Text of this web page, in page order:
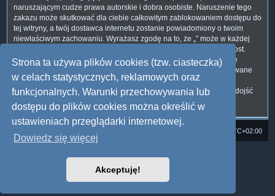
Strona ta używa plików cookies (tzw. ciasteczka)
w celach statystycznych, reklamowych oraz
funkcjonalnych. Warunki przechowywania lub
dostępu do plików cookies można określić w
ustawieniach przeglądarki internetowej.
Dowiedz się więcej
Akceptuję!
naruszającym cudze prawa autorskie i dobra osobiste. Naruszenie tego
zakazu może skutkować dla ciebie całkowitym zablokowaniem dostępu do
tej witryny, a twój dostawca internetu zostanie powiadomiony o twoim
niewłaściwym zachowaniu. Wyrażasz zgodę na to, że „” może w każdej
chwili usunąć, zmienić, przenieść lub zamknąć każdy twój temat, post.
Wyrażasz zgodę na zapisywanie wszystkich podanych przez ciebie
informacji w naszej bazie danych. Informacje te nie będą przekazywane
nikomu bez twojej zgody, ale ani „”, ani phpBB nie ponosi
odpowiedzialności za włamania do witryny, podczas których może dojść
do kradzieży danych.
UTC+02:00
Style: Multi Design by Joyce&Luna
Zasady ochrony danych osobowych